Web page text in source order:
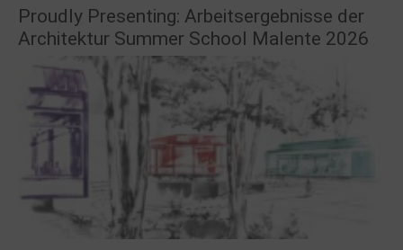
Proudly Presenting: Arbeitsergebnisse der
Architektur Summer School Malente 2026